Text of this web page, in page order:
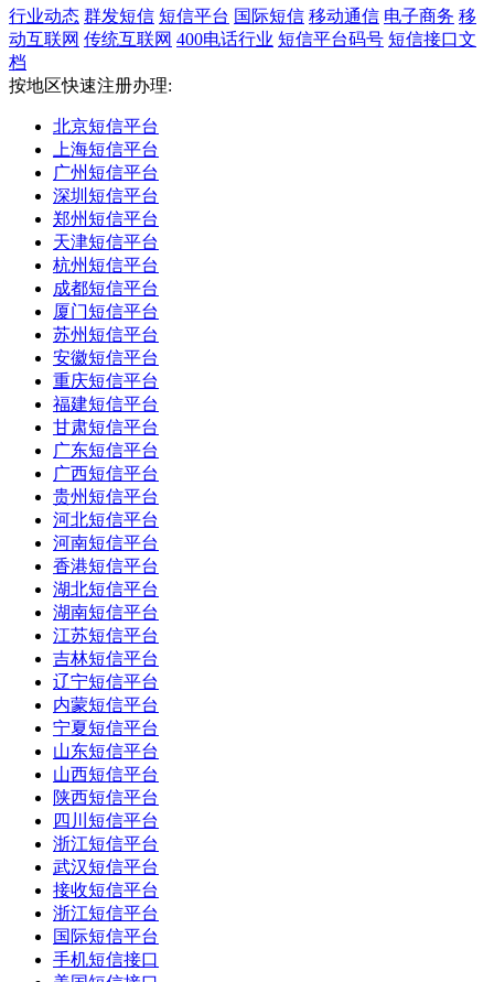
行业动态 群发短信 短信平台 国际短信 移动通信 电子商务 移
动互联网 传统互联网 400电话行业 短信平台码号 短信接口文
档
按地区快速注册办理:
北京短信平台
上海短信平台
广州短信平台
深圳短信平台
郑州短信平台
天津短信平台
杭州短信平台
成都短信平台
厦门短信平台
苏州短信平台
安徽短信平台
重庆短信平台
福建短信平台
甘肃短信平台
广东短信平台
广西短信平台
贵州短信平台
河北短信平台
河南短信平台
香港短信平台
湖北短信平台
湖南短信平台
江苏短信平台
吉林短信平台
辽宁短信平台
内蒙短信平台
宁夏短信平台
山东短信平台
山西短信平台
陕西短信平台
四川短信平台
浙江短信平台
武汉短信平台
接收短信平台
浙江短信平台
国际短信平台
手机短信接口